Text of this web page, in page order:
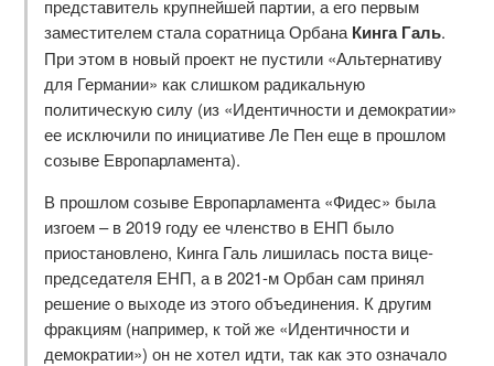
представитель крупнейшей партии, а его первым
заместителем стала соратница Орбана Кинга Галь.
При этом в новый проект не пустили «Альтернативу
для Германии» как слишком радикальную
политическую силу (из «Идентичности и демократии»
ее исключили по инициативе Ле Пен еще в прошлом
созыве Европарламента).
В прошлом созыве Европарламента «Фидес» была
изгоем – в 2019 году ее членство в ЕНП было
приостановлено, Кинга Галь лишилась поста вице-
председателя ЕНП, а в 2021-м Орбан сам принял
решение о выходе из этого объединения. К другим
фракциям (например, к той же «Идентичности и
демократии») он не хотел идти, так как это означало